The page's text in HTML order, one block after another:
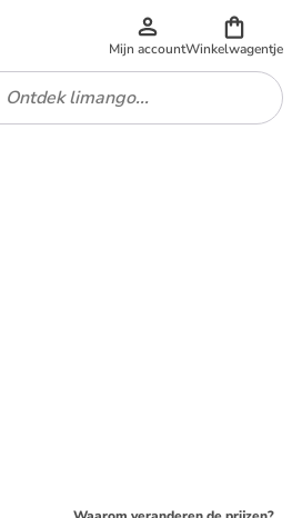
Mijn accountWinkelwagentje